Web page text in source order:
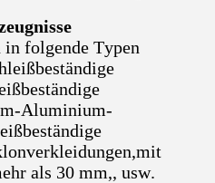
in folgende Typen
Aluminium-
als 30 mm,, usw.